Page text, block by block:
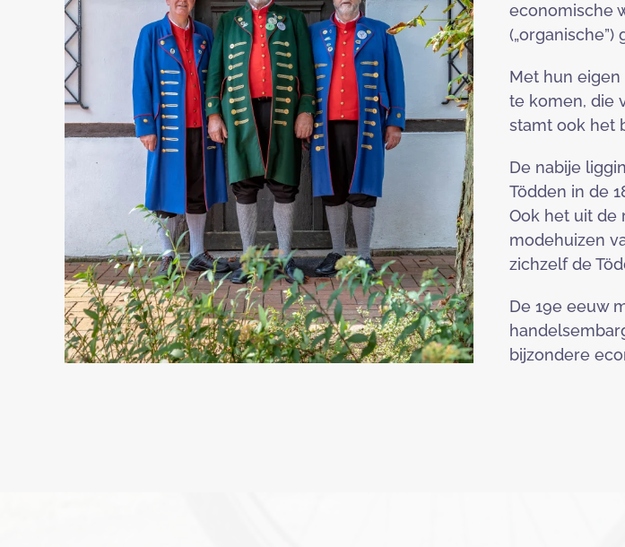
economische
(„organische”)
Met hun
te komen, die
stamt ook het
De nabije
Tödden in de
Ook het uit de
modehuizen
zichzelf de
De 19e eeuw
bijzondere